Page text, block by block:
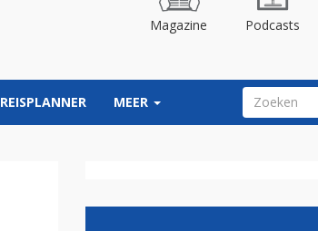
Magazine Podcasts
REISPLANNER MEER ZOEKVELD